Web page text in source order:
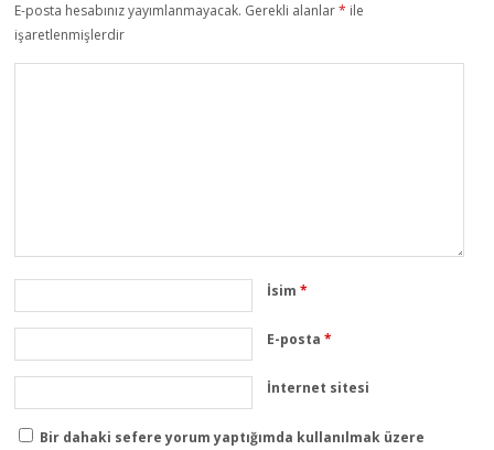
E-posta hesabınız yayımlanmayacak. Gerekli alanlar* ile
işaretlenmişlerdir
İsim*
E-posta*
İnternet sitesi
Bir dahaki sefere yorum yaptığımda kullanılmak üzere